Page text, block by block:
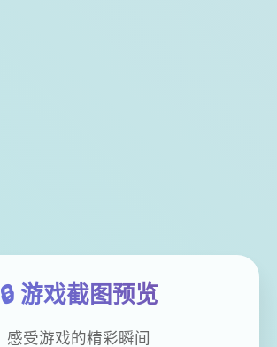
🔒 游戏截图预览
感受游戏的精彩瞬间